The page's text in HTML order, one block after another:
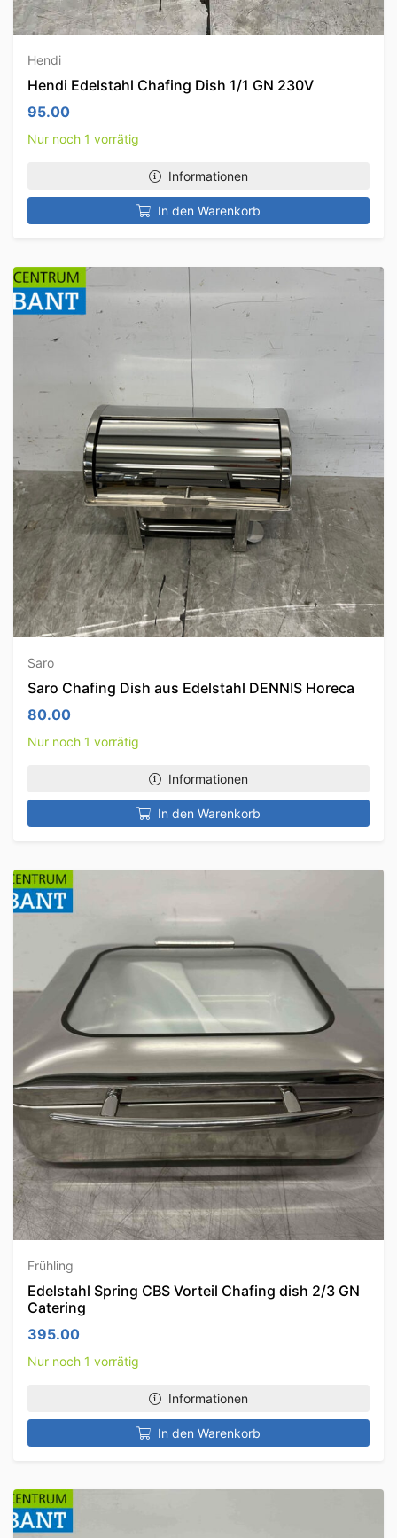
Hendi
Hendi Edelstahl Chafing Dish 1/1 GN 230V
95.00
Nur noch 1 vorrätig
Informationen
In den Warenkorb
Saro
Saro Chafing Dish aus Edelstahl DENNIS Horeca
80.00
Nur noch 1 vorrätig
Informationen
In den Warenkorb
Frühling
Edelstahl Spring CBS Vorteil Chafing dish 2/3 GN
Catering
395.00
Nur noch 1 vorrätig
Informationen
In den Warenkorb